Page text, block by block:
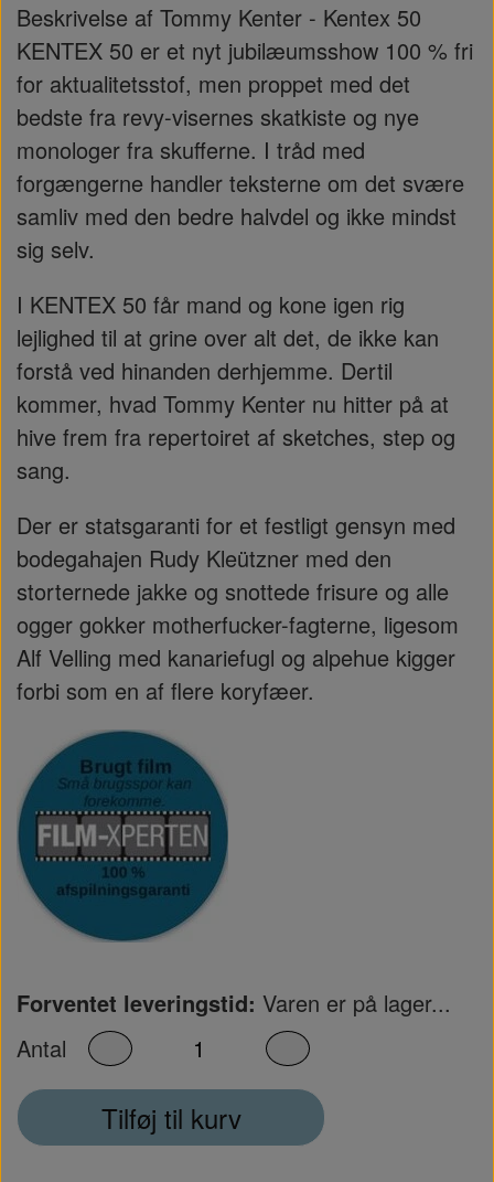
Beskrivelse af Tommy Kenter - Kentex 50
KENTEX 50 er et nyt jubilæumsshow 100 % fri
for aktualitetsstof, men proppet med det
bedste fra revy-visernes skatkiste og nye
monologer fra skufferne. I tråd med
forgængerne handler teksterne om det svære
samliv med den bedre halvdel og ikke mindst
sig selv.
I KENTEX 50 får mand og kone igen rig
lejlighed til at grine over alt det, de ikke kan
forstå ved hinanden derhjemme. Dertil
kommer, hvad Tommy Kenter nu hitter på at
hive frem fra repertoiret af sketches, step og
sang.
Der er statsgaranti for et festligt gensyn med
bodegahajen Rudy Kleützner med den
storternede jakke og snottede frisure og alle
ogger gokker motherfucker-fagterne, ligesom
Alf Velling med kanariefugl og alpehue kigger
forbi som en af flere koryfæer.
Forventet leveringstid: Varen er på lager...
Antal
Tilføj til kurv